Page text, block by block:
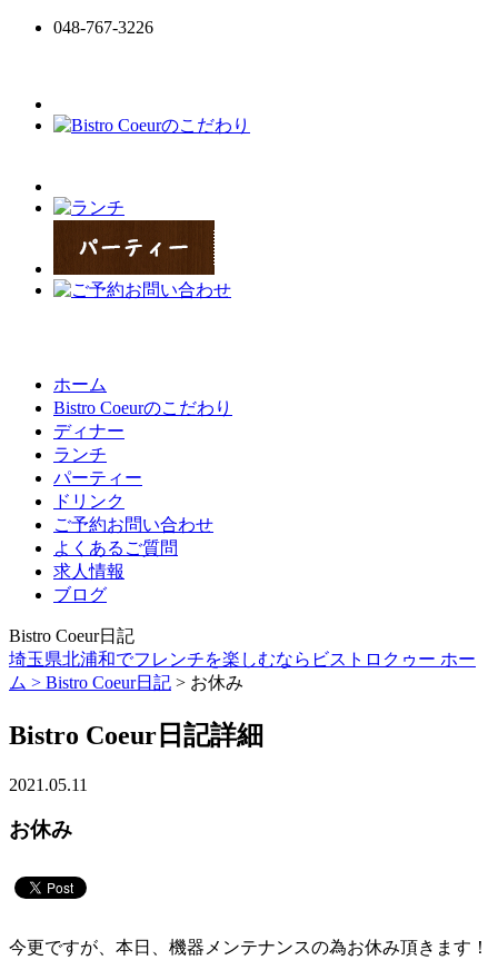
048-767-3226
ホーム
Bistro Coeurのこだわり
ディナー
ランチ
パーティー
ドリンク
ご予約お問い合わせ
よくあるご質問
求人情報
ブログ
Bistro Coeur日記
埼玉県北浦和でフレンチを楽しむならビストロクゥー ホー
ム > Bistro Coeur日記 > お休み
Bistro Coeur日記詳細
2021.05.11
お休み
今更ですが、本日、機器メンテナンスの為お休み頂きます！